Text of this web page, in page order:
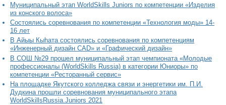
Муниципальный этап WorldSkills Juniors по компетенции «Изделия
из конского волоса»
Состоялись соревнования по компетенции «Технология моды» 14-
16 лет
В Айыы Кыһата состоялись соревнования по компетенциям
«Инженерный дизайн CAD» и «Графический дизайн»
В СОШ №29 прошел муниципальный этап чемпионата «Молодые
профессионалы (WorldSkills Russia) в категории Юниоры» по
компетенции «Ресторанный сервис»
На площадке Якутского колледжа связи и энергетики им. П.И.
Дудкина прошли соревнования муниципального этапа
WorldSkillsRussia.Juniors 2021